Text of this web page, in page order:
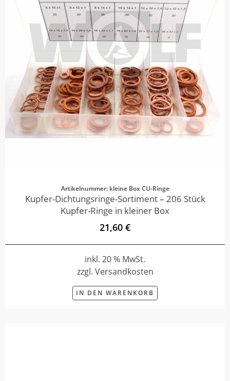
Artikelnummer: kleine Box CU-Ringe
Kupfer-Dichtungsringe-Sortiment – 206 Stück
Kupfer-Ringe in kleiner Box
21,60 €
inkl. 20 % MwSt.
zzgl. Versandkosten
IN DEN WARENKORB